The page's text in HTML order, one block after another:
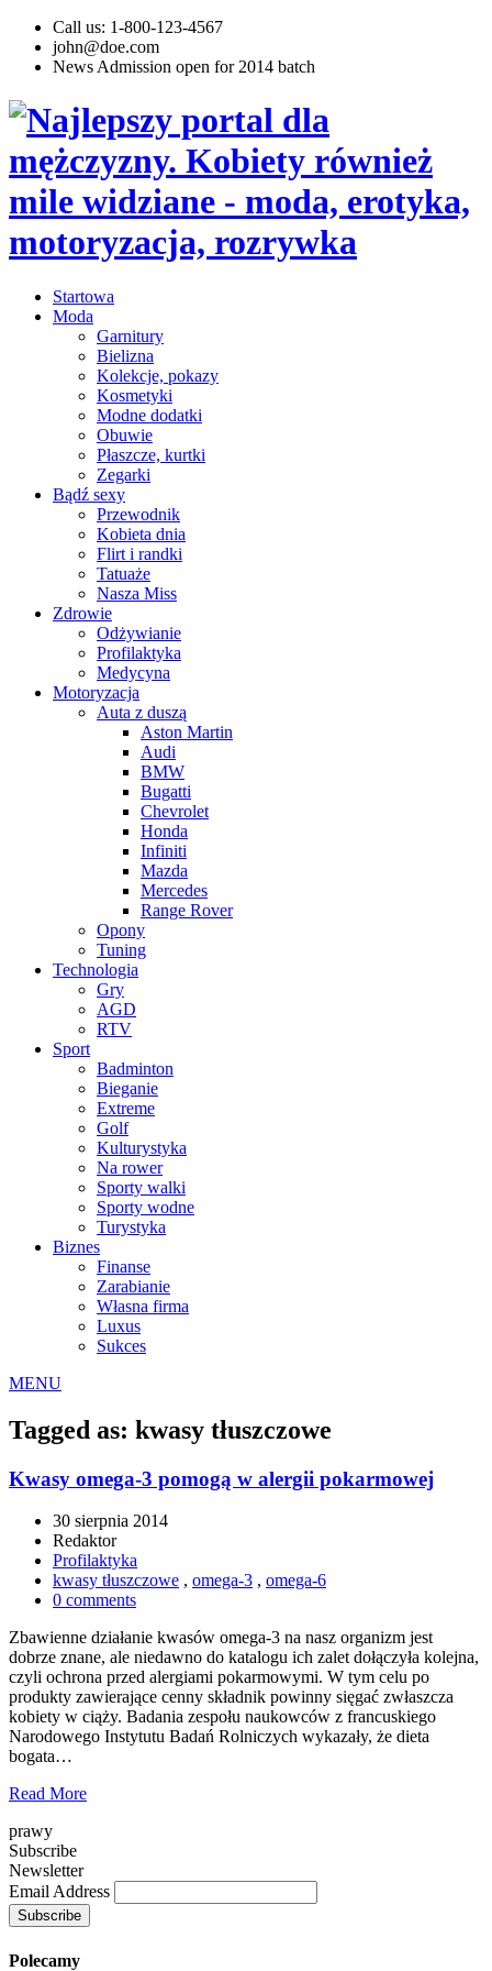
Call us: 1-800-123-4567
john@doe.com
News Admission open for 2014 batch
Startowa
Moda
Garnitury
Bielizna
Kolekcje, pokazy
Kosmetyki
Modne dodatki
Obuwie
Płaszcze, kurtki
Zegarki
Bądź sexy
Przewodnik
Kobieta dnia
Flirt i randki
Tatuaże
Nasza Miss
Zdrowie
Odżywianie
Profilaktyka
Medycyna
Motoryzacja
Auta z duszą
Aston Martin
Audi
BMW
Bugatti
Chevrolet
Honda
Infiniti
Mazda
Mercedes
Range Rover
Opony
Tuning
Technologia
Gry
AGD
RTV
Sport
Badminton
Bieganie
Extreme
Golf
Kulturystyka
Na rower
Sporty walki
Sporty wodne
Turystyka
Biznes
Finanse
Zarabianie
Własna firma
Luxus
Sukces
MENU
Tagged as: kwasy tłuszczowe
Kwasy omega-3 pomogą w alergii pokarmowej
30 sierpnia 2014
Redaktor
Profilaktyka
kwasy tłuszczowe , omega-3 , omega-6
0 comments
Zbawienne działanie kwasów omega-3 na nasz organizm jest
dobrze znane, ale niedawno do katalogu ich zalet dołączyła kolejna,
czyli ochrona przed alergiami pokarmowymi. W tym celu po
produkty zawierające cenny składnik powinny sięgać zwłaszcza
kobiety w ciąży. Badania zespołu naukowców z francuskiego
Narodowego Instytutu Badań Rolniczych wykazały, że dieta
bogata…
Read More
prawy
Subscribe
Newsletter
Email Address
Polecamy